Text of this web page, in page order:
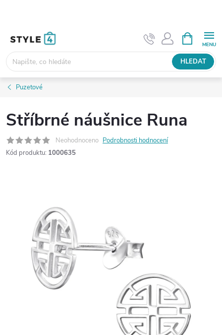
HLEDAT
NÁKUPNÍ
KOŠÍK
Puzetové
Stříbrné náušnice Runa
Neohodnoceno Podrobnosti hodnocení
Kód produktu: 1000635